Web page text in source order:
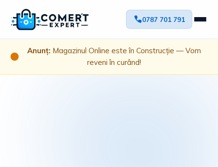
0787 701 791
Anunț: Magazinul Online este în Construcție — Vom
reveni în curând!